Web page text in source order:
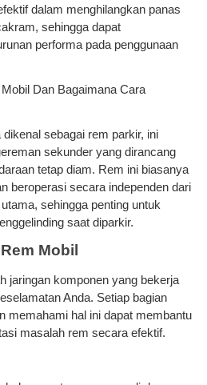
dalam menghilangkan panas
sehingga dapat
performa pada penggunaan
dikenal sebagai rem parkir, ini
sekunder yang dirancang
tetap diam. Rem ini biasanya
beroperasi secara independen dari
sehingga penting untuk
saat diparkir.
Mobil
jaringan komponen yang bekerja
Anda. Setiap bagian
memahami hal ini dapat membantu
masalah rem secara efektif.